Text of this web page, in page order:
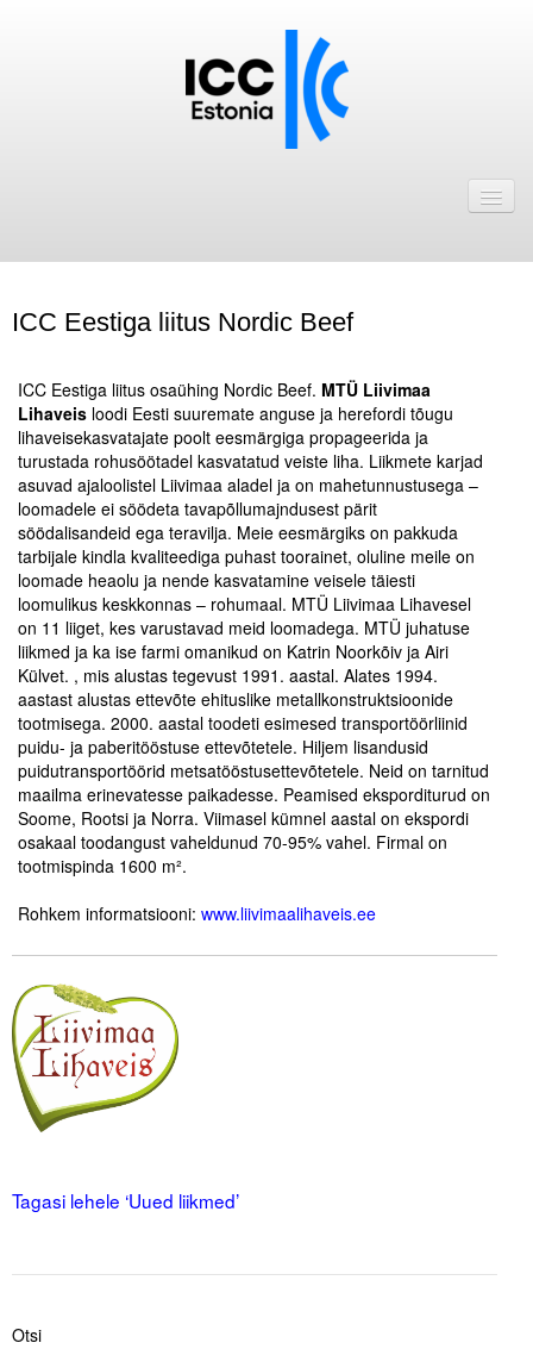
ICC Eesti liikmebaas
Liikmete pakkumised
Astu ICC Eesti liikmeks!
Kalender
ICC Eesti
Tegevused
Publikatsioonid
Arvamus
Viidad
ICC WBO
ICC komisjonid
Videod
Kontakt
Liitu meililistiga
Oskusteave
ICC Eestiga liitus Nordic Beef
ICC Eestiga liitus osaühing Nordic Beef. MTÜ Liivimaa
Lihaveis loodi Eesti suuremate anguse ja herefordi tõugu
lihaveisekasvatajate poolt eesmärgiga propageerida ja
turustada rohusöötadel kasvatatud veiste liha. Liikmete karjad
asuvad ajaloolistel Liivimaa aladel ja on mahetunnustusega –
loomadele ei söödeta tavapõllumajndusest pärit
söödalisandeid ega teravilja. Meie eesmärgiks on pakkuda
tarbijale kindla kvaliteediga puhast toorainet, oluline meile on
loomade heaolu ja nende kasvatamine veisele täiesti
loomulikus keskkonnas – rohumaal. MTÜ Liivimaa Lihavesel
on 11 liiget, kes varustavad meid loomadega. MTÜ juhatuse
liikmed ja ka ise farmi omanikud on Katrin Noorkõiv ja Airi
Külvet. , mis alustas tegevust 1991. aastal. Alates 1994.
aastast alustas ettevõte ehituslike metallkonstruktsioonide
tootmisega. 2000. aastal toodeti esimesed transportöörliinid
puidu- ja paberitööstuse ettevõtetele. Hiljem lisandusid
puidutransportöörid metsatööstusettevõtetele. Neid on tarnitud
maailma erinevatesse paikadesse. Peamised eksporditurud on
Soome, Rootsi ja Norra. Viimasel kümnel aastal on ekspordi
osakaal toodangust vaheldunud 70-95% vahel. Firmal on
tootmispinda 1600 m².
Rohkem informatsiooni: www.liivimaalihaveis.ee
Tagasi lehele ‘Uued liikmed’
Otsi